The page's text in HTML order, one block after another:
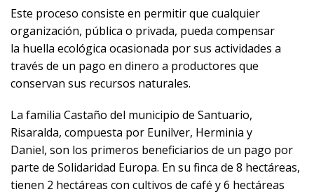
Este proceso consiste en permitir que cualquier
organización, pública o privada, pueda compensar
la huella ecológica ocasionada por sus actividades a
través de un pago en dinero a productores que
conservan sus recursos naturales.
La familia Castaño del municipio de Santuario,
Risaralda, compuesta por Eunilver, Herminia y
Daniel, son los primeros beneficiarios de un pago por
parte de Solidaridad Europa. En su finca de 8 hectáreas,
tienen 2 hectáreas con cultivos de café y 6 hectáreas